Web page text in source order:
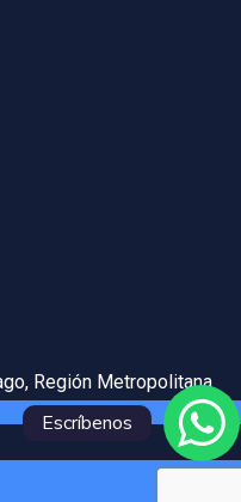
Región Metropolitana
Escríbenos